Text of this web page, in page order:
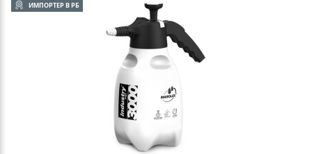
ИМПОРТЕР В РБ